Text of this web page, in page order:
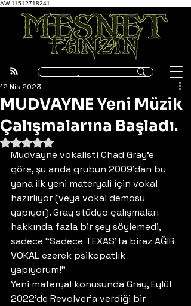
AW-11512718241
MUDVAYNE Yeni Müzik
Çalışmalarına Başladı.
12 Nis 2023
5 üzerinden NaN yıldız
Mudvayne vokalisti Chad Gray’e
göre, şu anda grubun 2009’dan bu
yana ilk yeni materyali için vokal
hazırlıyor (veya vokal demosu
yapıyor). Gray stüdyo çalışmaları
hakkında fazla bir şey söylemedi,
sadece “Sadece TEXAS’ta biraz AĞIR
VOKAL ezerek psikopatlık
yapıyorum!”
Yeni materyal konusunda Gray, Eylül
2022’de Revolver’a verdiği bir